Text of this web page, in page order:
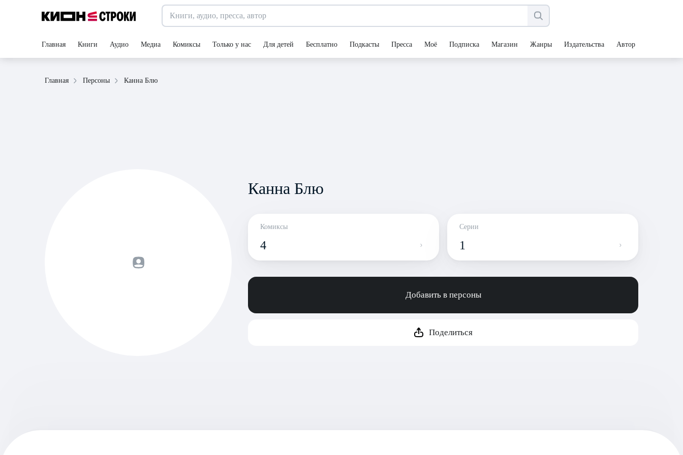
Главная Книги Аудио Медиа Комиксы Только у нас Для детей Бесплатно Подкасты Пресса Моё Подписка Магазин Жанры Издательства Авторы
Главная Персоны Канна Блю
Канна Блю
Комиксы
4
Серии
1
Добавить в персоны
Поделиться